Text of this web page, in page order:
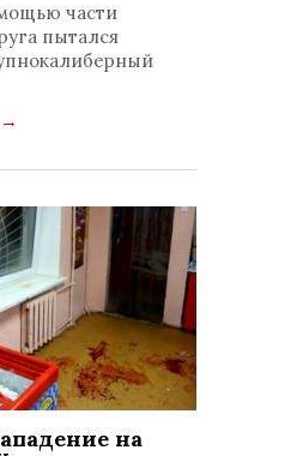
части
пытался
→
на